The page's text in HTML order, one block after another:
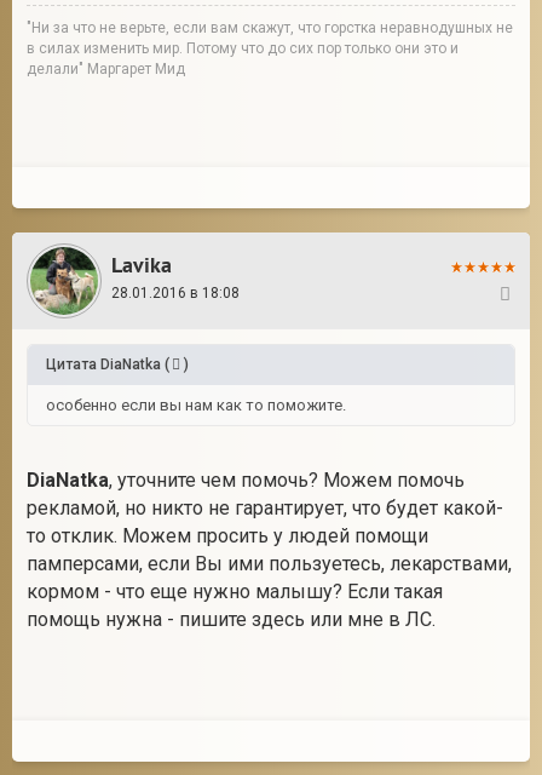
"Ни за что не верьте, если вам скажут, что горстка неравнодушных не
в силах изменить мир. Потому что до сих пор только они это и
делали" Маргарет Мид
Lavika
28.01.2016 в 18:08
Цитата DiaNatka ( )
особенно если вы нам как то поможите.
DiaNatka, уточните чем помочь? Можем помочь
рекламой, но никто не гарантирует, что будет какой-
то отклик. Можем просить у людей помощи
памперсами, если Вы ими пользуетесь, лекарствами,
кормом - что еще нужно малышу? Если такая
помощь нужна - пишите здесь или мне в ЛС.